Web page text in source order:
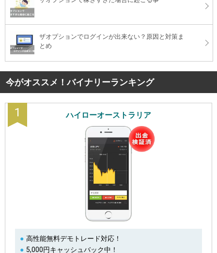
ザオプションでログインが出来ない？原因と対策ま
とめ
今がオススメ！バイナリーランキング
1 ハイローオーストラリア
高性能無料デモトレード対応！
5,000円キャッシュバック中！